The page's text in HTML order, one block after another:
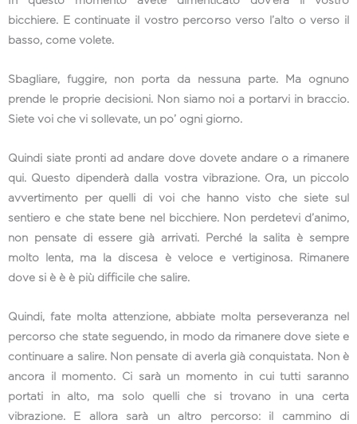
bicchiere. E continuate il vostro percorso verso l’alto o verso il
basso, come volete.
Sbagliare, fuggire, non porta da nessuna parte. Ma ognuno
prende le proprie decisioni. Non siamo noi a portarvi in braccio.
Siete voi che vi sollevate, un po’ ogni giorno.
Quindi siate pronti ad andare dove dovete andare o a rimanere
qui. Questo dipenderà dalla vostra vibrazione. Ora, un piccolo
avvertimento per quelli di voi che hanno visto che siete sul
sentiero e che state bene nel bicchiere. Non perdetevi d’animo,
non pensate di essere già arrivati. Perché la salita è sempre
molto lenta, ma la discesa è veloce e vertiginosa. Rimanere
dove si è è è più difficile che salire.
Quindi, fate molta attenzione, abbiate molta perseveranza nel
percorso che state seguendo, in modo da rimanere dove siete e
continuare a salire. Non pensate di averla già conquistata. Non è
ancora il momento. Ci sarà un momento in cui tutti saranno
portati in alto, ma solo quelli che si trovano in una certa
vibrazione. E allora sarà un altro percorso: il cammino di